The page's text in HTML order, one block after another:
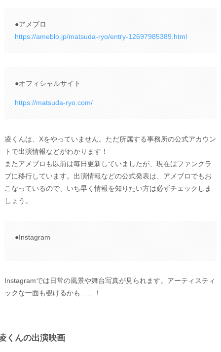
●アメブロ
https://ameblo.jp/matsuda-ryo/entry-12697985389.html
●オフィシャルサイト
https://matsuda-ryo.com/
凌くんは、Xをやっていません。ただ所属する事務所の公式アカウン
トで出演情報などがわかります！
またアメブロも以前は毎日更新していましたが、現在はファンクラ
ブに移行しています。出演情報などの公式発表は、アメブロでもお
こなっているので、いち早く情報を知りたい方は必ずチェックしま
しょう。
●Instagram
Instagramでは日常の風景や舞台写真が見られます。アーティスティ
ックな一面も覗けるかも……！
くんの出演映画